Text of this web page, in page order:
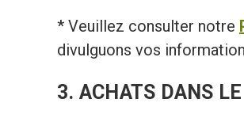
* Veuillez consulter notre
divulguons vos
3. ACHATS DANS